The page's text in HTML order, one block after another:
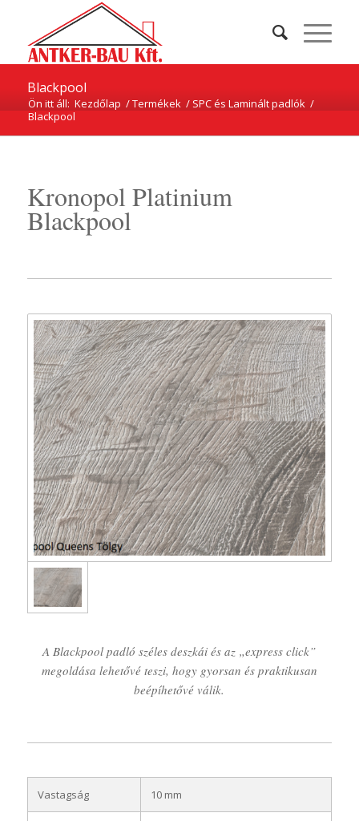
Blackpool
Ön itt áll: Kezdőlap /Termékek / SPC és Laminált padlók /
Blackpool
Kronopol Platinium
Blackpool
A Blackpool padló széles deszkái és az „express click”
megoldása lehetővé teszi, hogy gyorsan és praktikusan
beépíhetővé válik.
Vastagság 10 mm